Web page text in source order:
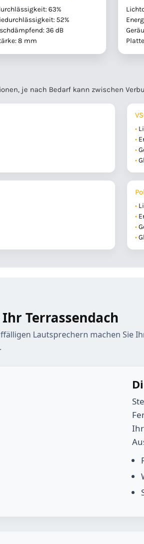
63%
52%
36 dB
8 mm
je nach Bedarf kann zwischen
Terrassendach
Lautsprechern machen Sie